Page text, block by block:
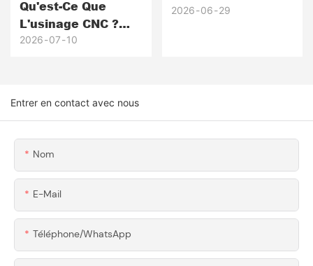
Qu'est-Ce Que
L'usinage CNC ?
Guide Complet
Pièces CNC OEM À
2026 07 10
Précision Pour
2026 06 29
Entrer en contact avec nous
Nom
E-Mail
Téléphone/WhatsApp